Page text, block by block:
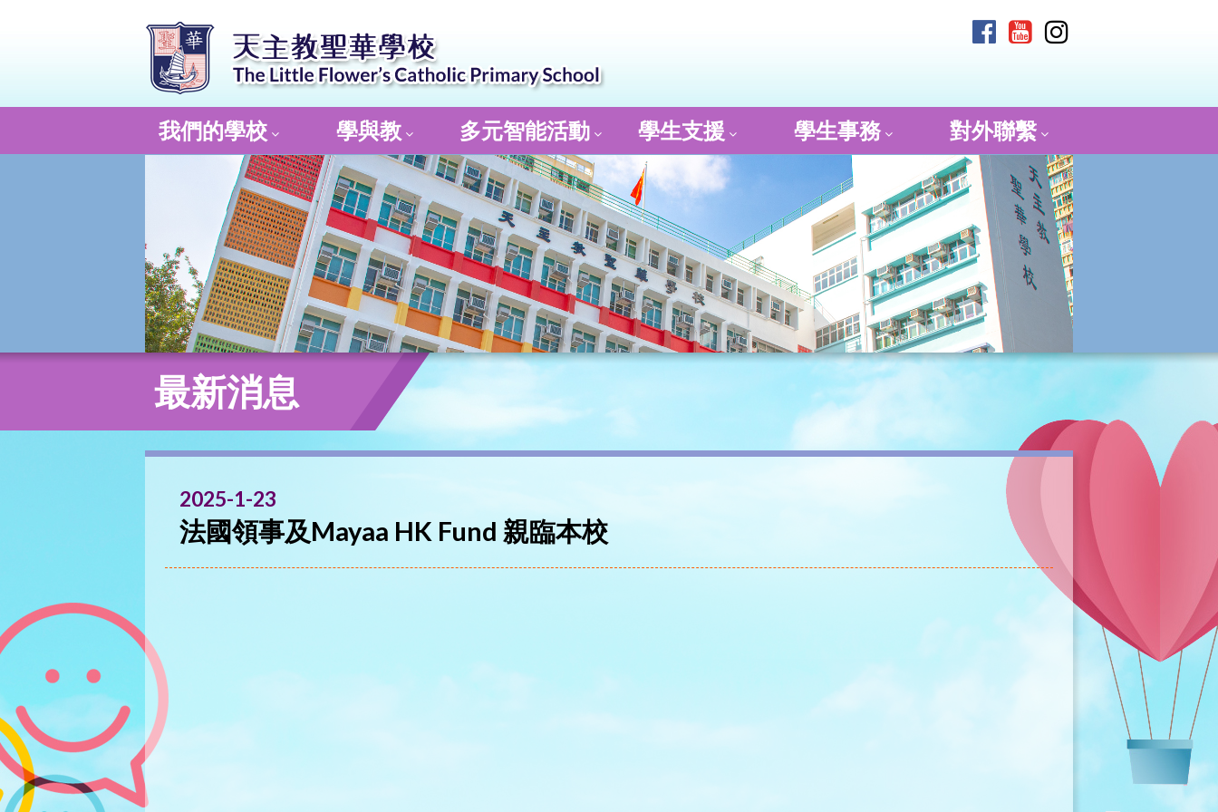
我們的學校 學與教 多元智能活動 學生支援 學生事務 對外聯繫
最新消息
2025-1-23
法國領事及Mayaa HK Fund 親臨本校